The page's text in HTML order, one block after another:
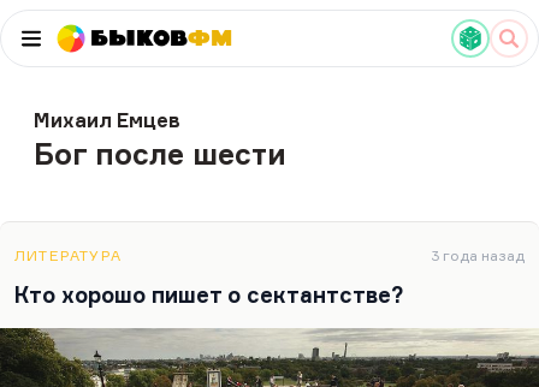
БыковФМ
Михаил Емцев
Бог после шести
ЛИТЕРАТУРА 3 года назад
Кто хорошо пишет о сектантстве?